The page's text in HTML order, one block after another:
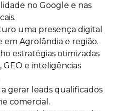
no Google e nas
uma presença digital
em Agrolândia e região.
estratégias otimizadas
GEO e inteligências
gerar leads qualificados
comercial.